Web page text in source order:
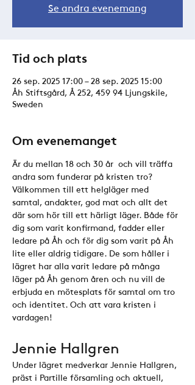
Se andra evenemang
Tid och plats
26 sep. 2025 17:00 – 28 sep. 2025 15:00
Åh Stiftsgård, Å 252, 459 94 Ljungskile,
Sweden
Om evenemanget
Är du mellan 18 och 30 år  och vill träffa
andra som funderar på kristen tro?
Välkommen till ett helgläger med
samtal, andakter, god mat och allt det
där som hör till ett härligt läger. Både för
dig som varit konfirmand, fadder eller
ledare på Åh och för dig som varit på Åh
lite eller aldrig tidigare. De som håller i
lägret har alla varit ledare på många
läger på Åh genom åren och nu vill de
erbjuda en mötesplats för samtal om tro
och identitet. Och att vara kristen i
vardagen!
Jennie Hallgren
Under lägret medverkar Jennie Hallgren,
präst i Partille församling och aktuell,